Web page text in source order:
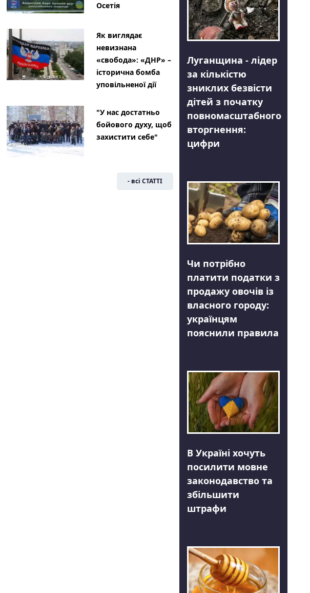
Осетія
Як виглядає
невизнана
«свобода»: «ДНР» –
історична бомба
уповільненої дії
"У нас достатньо
бойового духу, щоб
захистити себе"
- всі СТАТТІ
Луганщина - лідер
за кількістю
зниклих безвісти
дітей з початку
повномасштабного
вторгнення:
цифри
Чи потрібно
платити податки з
продажу овочів із
власного городу:
українцям
пояснили правила
В Україні хочуть
посилити мовне
законодавство та
збільшити
штрафи